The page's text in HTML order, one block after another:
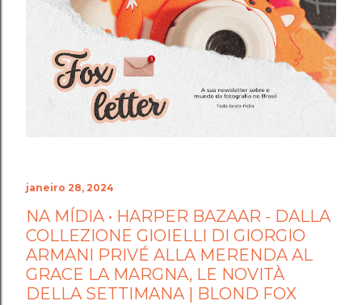
recebê-las. Eu espero as suas obras de arte, ein?!
Beijos da raposa e até a próxima!!
janeiro 28, 2024
NA MÍDIA • HARPER BAZAAR - DALLA
COLLEZIONE GIOIELLI DI GIORGIO
ARMANI PRIVÉ ALLA MERENDA AL
GRACE LA MARGNA, LE NOVITÀ
DELLA SETTIMANA | BLOND FOX